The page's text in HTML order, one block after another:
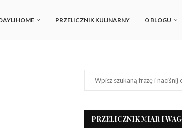
PRZELICZNIK KULINARNY O BLOGU
PRZELICZNIK MIAR I WAG